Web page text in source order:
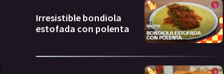
Irresistible bondiola
estofada con polenta